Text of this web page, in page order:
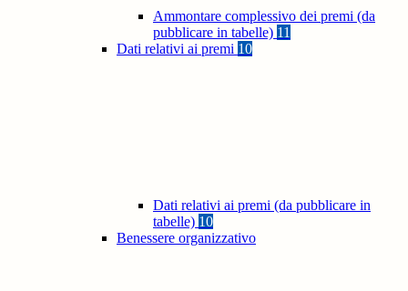
Ammontare complessivo dei premi (da
pubblicare in tabelle) 11
Dati relativi ai premi 10
Dati relativi ai premi (da pubblicare in
tabelle) 10
Benessere organizzativo